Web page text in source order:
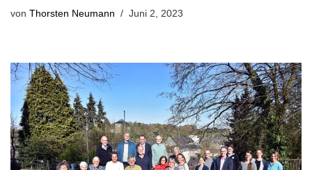
von Thorsten Neumann Juni 2, 2023